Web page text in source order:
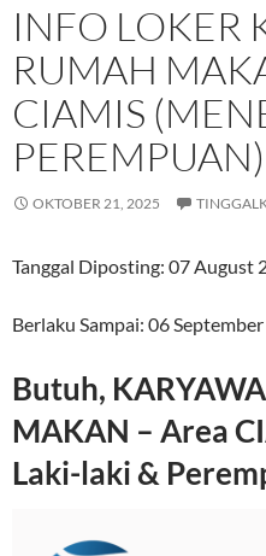
INFO LOKER
RUMAH
CIAMIS
PEREMPUAN)
OKTOBER 21, 2025
Tanggal Diposting: 07 August
Berlaku Sampai: 06
Butuh,
MAKAN – Area
Laki-laki &